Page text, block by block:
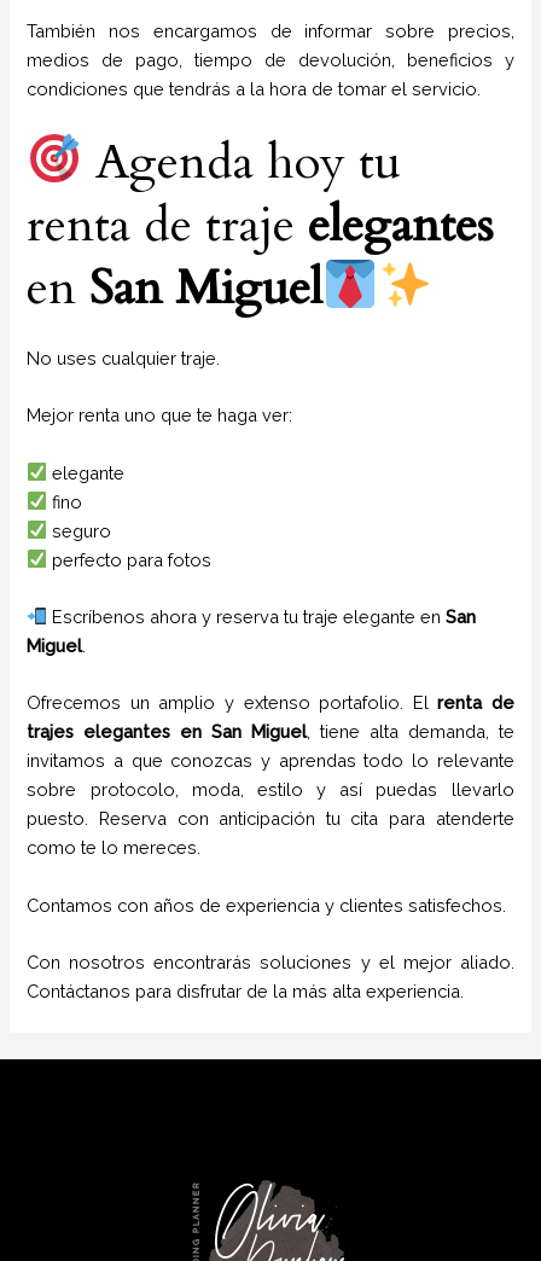
También nos encargamos de informar sobre precios,
medios de pago, tiempo de devolución, beneficios y
condiciones que tendrás a la hora de tomar el servicio.
Agenda hoy tu
renta de traje elegantes
en San Miguel
No uses cualquier traje.
Mejor renta uno que te haga ver:
elegante
fino
seguro
perfecto para fotos
Escríbenos ahora y reserva tu traje elegante enSan
Miguel.
Ofrecemos un amplio y extenso portafolio. Elrenta de
trajes elegantes enSan Miguel, tiene alta demanda, te
invitamos a que conozcas y aprendas todo lo relevante
sobre protocolo, moda, estilo y así puedas llevarlo
puesto. Reserva con anticipación tu cita para atenderte
como te lo mereces.
Contamos con años de experiencia y clientes satisfechos.
Con nosotros encontrarás soluciones y el mejor aliado.
Contáctanos para disfrutar de la más alta experiencia.